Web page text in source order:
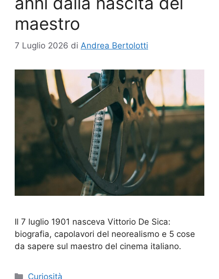
maestro
7 Luglio 2026 di Andrea Bertolotti
Il 7 luglio 1901 nasceva Vittorio De Sica:
biografia, capolavori del neorealismo e 5 cose
da sapere sul maestro del cinema italiano.
Categorie
Curiosità